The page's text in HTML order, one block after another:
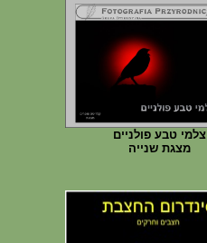
צלמי טבע פולניים
מצגת שנייה